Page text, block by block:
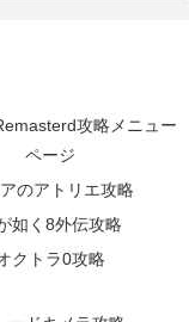
攻略メニュー
ページ
のアトリエ攻略
如く8外伝攻略
クトラ0攻略